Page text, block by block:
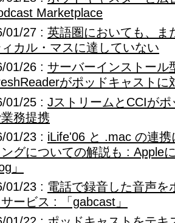
Marketplace
01/27 : 英語圏においても、ま
カル・マスに達していない
01/26 : サーバーインストール
がポッドキャストに
01/25 : JストリームとCCIが
務提携
01/23 : iLife'06 と .mac の連
ングについての解説も : Apple
」
01/23 : 電話で録音した音声を
ービス : 「gabcast」